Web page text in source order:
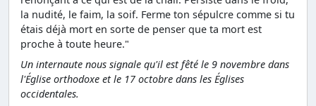
la nudité, le faim, la soif. Ferme ton sépulcre comme si tu
étais déjà mort en sorte de penser que ta mort est
proche à toute heure."
Un internaute nous signale qu'il est fêté le 9 novembre dans
l'Église orthodoxe et le 17 octobre dans les Églises
occidentales.